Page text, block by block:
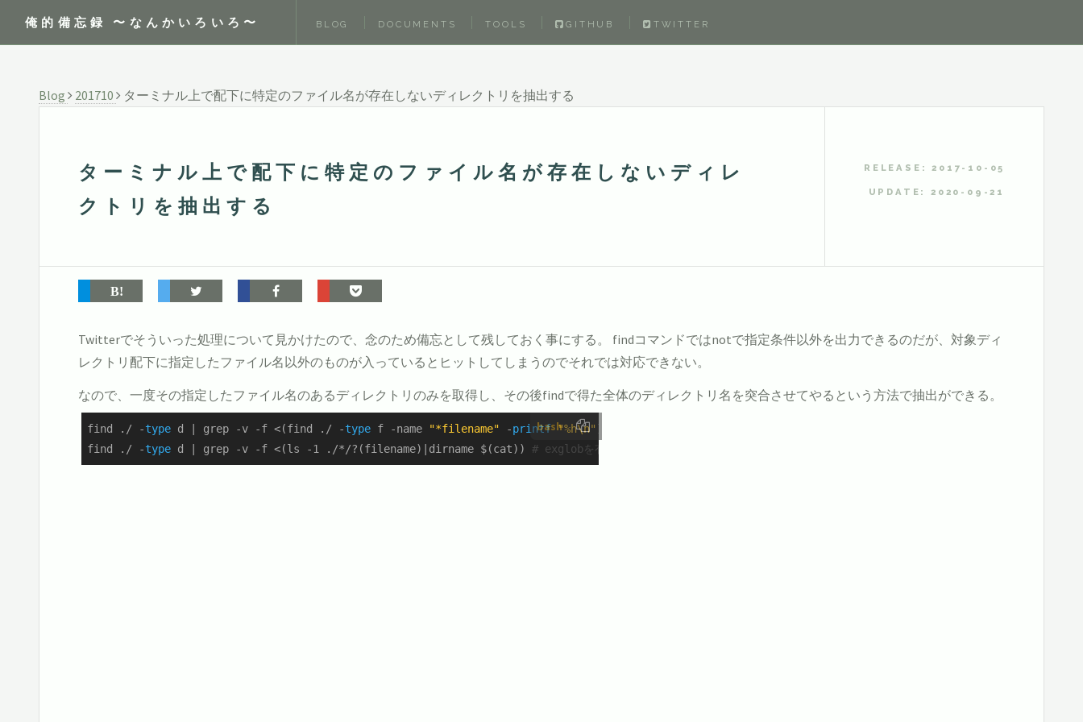
俺的備忘録 〜なんかいろいろ〜 BLOG DOCUMENTS TOOLS GITHUB TWITTER
Blog 201710 ターミナル上で配下に特定のファイル名が存在しないディレクトリを抽出する
ターミナル上で配下に特定のファイル名が存在しないディレ
クトリを抽出する
RELEASE: 2017-10-05
UPDATE: 2020-09-21
Twitterでそういった処理について見かけたので、念のため備忘として残しておく事にする。 findコマンドではnotで指定条件以外を出力できるのだが、対象ディ
レクトリ配下に指定したファイル名以外のものが入っているとヒットしてしまうのでそれでは対応できない。
なので、一度その指定したファイル名のあるディレクトリのみを取得し、その後findで得た全体のディレクトリ名を突合させてやるという方法で抽出ができる。
bash
find ./ -type d | grep -v -f <(find ./ -type f -name "*filename" -printf "%h\n" )
find ./ -type d | grep -v -f <(ls -1 ./*/?(filename)|dirname $(cat)) # exglobを有効にしている場合